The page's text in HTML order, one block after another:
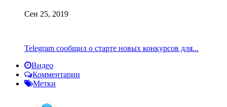
Сен 25, 2019
Telegram сообщил о старте новых конкурсов для...
Видео
Комментарии
Метки